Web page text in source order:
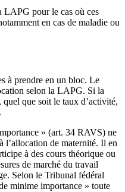
LAPG pour le cas où ces
en cas de maladie ou
à prendre en un bloc. Le
selon la LAPG. Si la
que soit le taux d’activité,
» (art. 34 RAVS) ne
l’allocation de maternité. Il en
à des cours théorique ou
de marché du travail
Selon le Tribunal fédéral
minime importance » toute